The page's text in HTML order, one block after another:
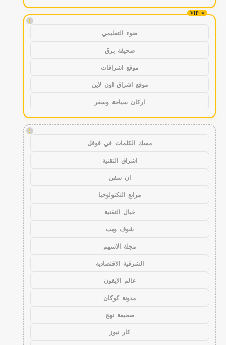
!
ضوء التعليمي
صحيفة برق
موقع اشراقات
موقع اشراق اون لاين
اركان سياحة وسفر
!
مسك الكلمات في قوقل
اشراق التقنية
ان سفن
مرابع التكنولوجيا
خيال التقنية
شوف ويب
مجلة الاسهم
الشرقية الاقتصادية
عالم الايفون
مدونة كوكان
صحيفة نهج
كار نيوز